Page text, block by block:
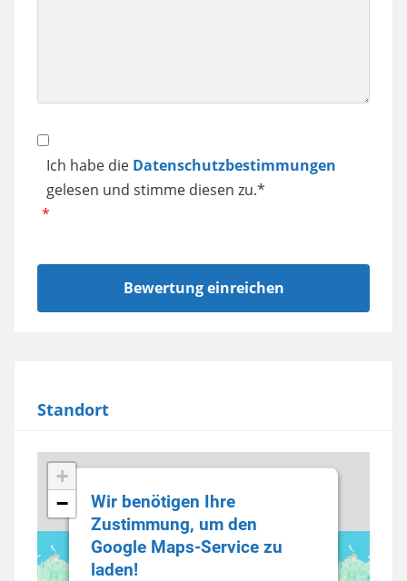
Datenschutz
Ich habe die Datenschutzbestimmungen
gelesen und stimme diesen zu.*
Standort
+
−
Wir benötigen Ihre
Zustimmung, um den
Google Maps-Service zu
laden!